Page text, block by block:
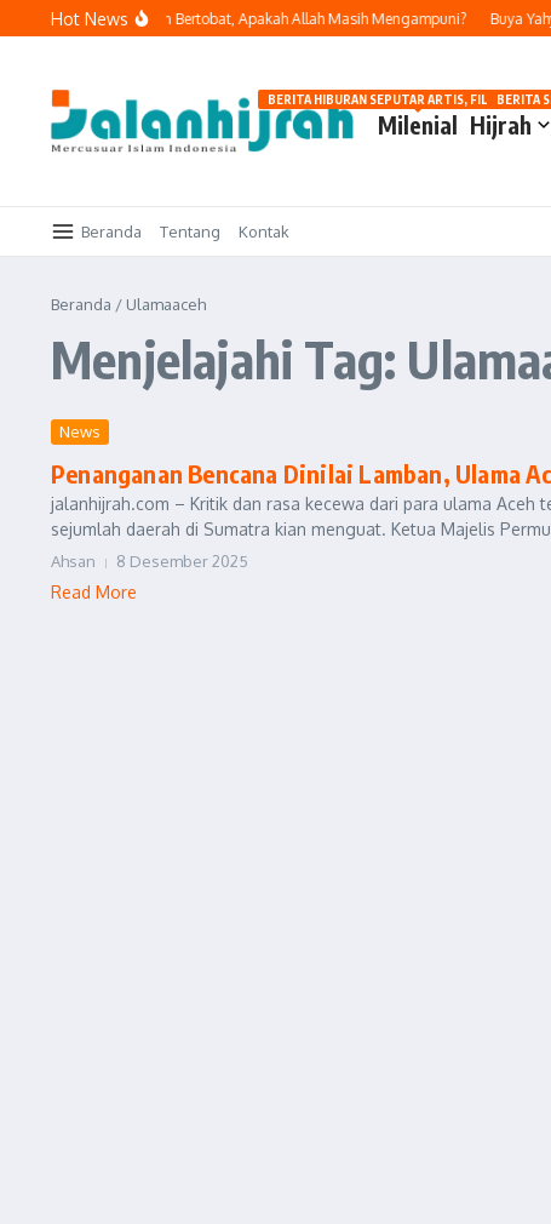
Lewati ke konten
Hot News
Melakukan Dosa dan Bertobat, Apakah Allah Masih Mengampuni? Buya
Milenial
BERITA HIBURAN SEPUTAR ARTIS, FILM, DAN
Hijrah
BERITA
Beranda Tentang Kontak
Beranda / Ulamaaceh
Menjelajahi Tag:
News
Penanganan Bencana Dinilai Lamban, Ulama
jalanhijrah.com – Kritik dan rasa kecewa dari para ulama
sejumlah daerah di Sumatra kian menguat. Ketua Majelis
Ahsan 8 Desember 2025
Read More